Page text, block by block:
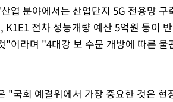
업 분야에서는 산업단지 5G 전용망
K1E1 전차 성능개량 예산 5억원 등이
"이라며 "4대강 보 수문 개방에 따른
"국회 예결위에서 가장 중요한 것은